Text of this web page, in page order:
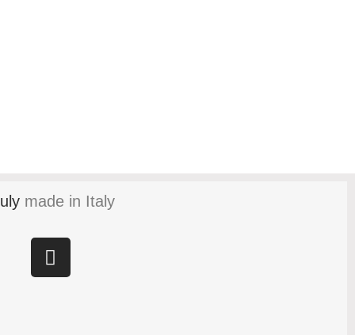
made in Italy